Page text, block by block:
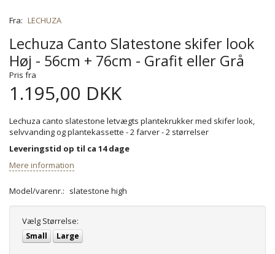
Fra: LECHUZA
Lechuza Canto Slatestone skifer look
Høj - 56cm + 76cm - Grafit eller Grå
Pris fra
1.195,00 DKK
Lechuza canto slatestone letvægts plantekrukker med skifer look,
selvvanding og plantekassette - 2 farver - 2 størrelser
Leveringstid op til ca 14 dage
Mere information
Model/varenr.: slatestone high
Vælg Størrelse:
Small Large